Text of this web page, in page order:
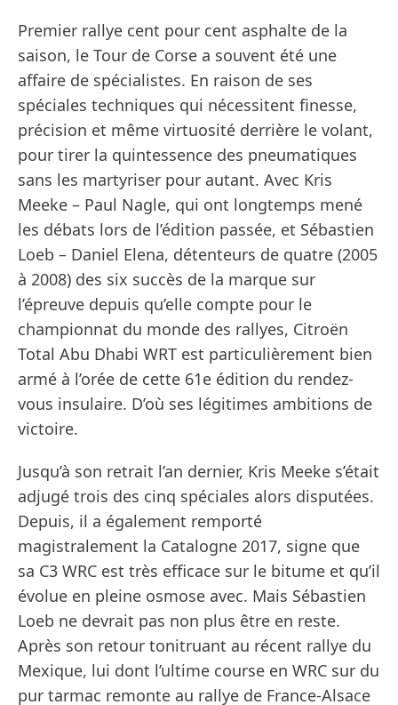
Premier rallye cent pour cent asphalte de la
saison, le Tour de Corse a souvent été une
affaire de spécialistes. En raison de ses
spéciales techniques qui nécessitent finesse,
précision et même virtuosité derrière le volant,
pour tirer la quintessence des pneumatiques
sans les martyriser pour autant. Avec Kris
Meeke – Paul Nagle, qui ont longtemps mené
les débats lors de l’édition passée, et Sébastien
Loeb – Daniel Elena, détenteurs de quatre (2005
à 2008) des six succès de la marque sur
l’épreuve depuis qu’elle compte pour le
championnat du monde des rallyes, Citroën
Total Abu Dhabi WRT est particulièrement bien
armé à l’orée de cette 61e édition du rendez-
vous insulaire. D’où ses légitimes ambitions de
victoire.
Jusqu’à son retrait l’an dernier, Kris Meeke s’était
adjugé trois des cinq spéciales alors disputées.
Depuis, il a également remporté
magistralement la Catalogne 2017, signe que
sa C3 WRC est très efficace sur le bitume et qu’il
évolue en pleine osmose avec. Mais Sébastien
Loeb ne devrait pas non plus être en reste.
Après son retour tonitruant au récent rallye du
Mexique, lui dont l’ultime course en WRC sur du
pur tarmac remonte au rallye de France-Alsace